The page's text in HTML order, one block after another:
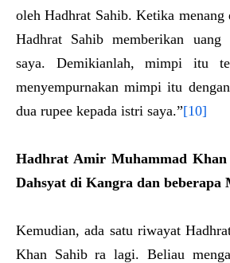
oleh Hadhrat Sahib. Ketika menang
Hadhrat Sahib memberikan uang
saya. Demikianlah, mimpi itu
menyempurnakan mimpi itu
dua rupee kepada istri saya.”[10]
Hadhrat Amir Muhammad Khan
Dahsyat di Kangra dan
Kemudian, ada satu riwayat
Khan Sahib ra lagi. Beliau